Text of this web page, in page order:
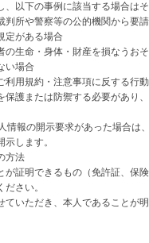
、以下の事例に該当する場合は
判所や警察等の公的機関から要
定がある場合
の生命・身体・財産を損なうお
い場合
利用規約・注意事項に反する行
保護または防禦する必要があり
情報の開示要求があった場合は
示します。
方法
証明できるもの（免許証、保
さい。
いただき、本人であることが